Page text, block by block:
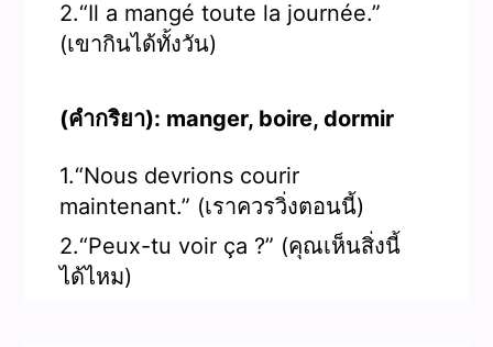
2.“Il a mangé toute la journée.”
(เขากินได้ทั้งวัน)
(คำกริยา): manger, boire, dormir
1.“Nous devrions courir
maintenant.” (เราควรวิ่งตอนนี้)
2.“Peux-tu voir ça ?” (คุณเห็นสิ่งนี้
ได้ไหม)